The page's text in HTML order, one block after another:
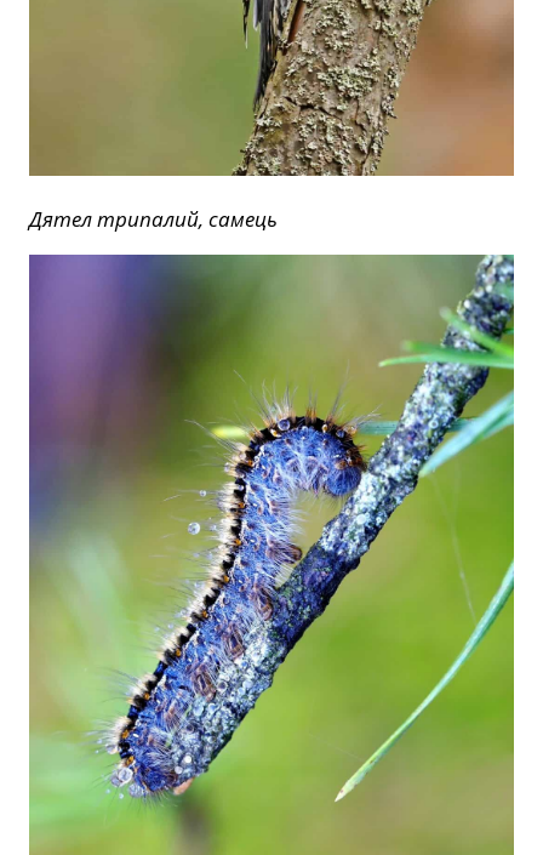
Дятел трипалий, самець